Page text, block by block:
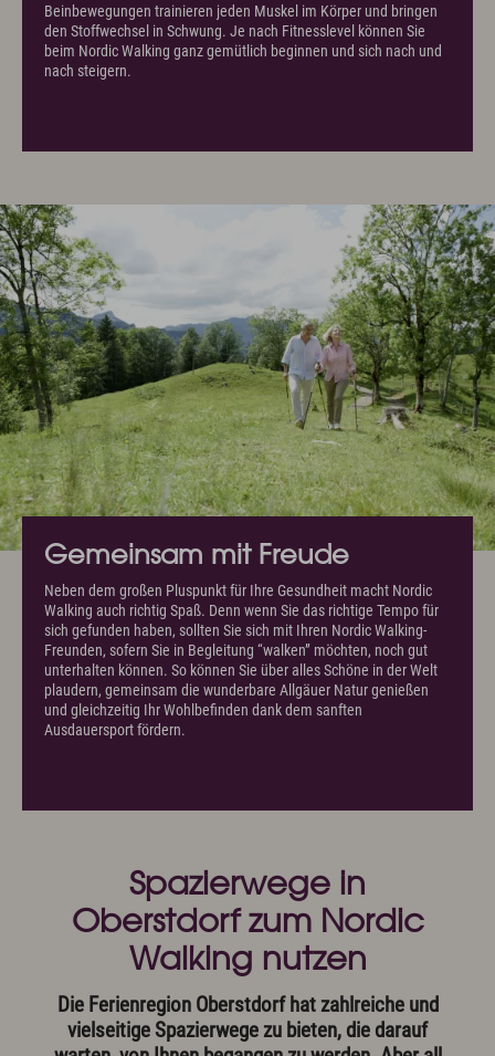
Beinbewegungen trainieren jeden Muskel im Körper und bringen
den Stoffwechsel in Schwung. Je nach Fitnesslevel können Sie
beim Nordic Walking ganz gemütlich beginnen und sich nach und
nach steigern.
Gemeinsam mit Freude
Neben dem großen Pluspunkt für Ihre Gesundheit macht Nordic
Walking auch richtig Spaß. Denn wenn Sie das richtige Tempo für
sich gefunden haben, sollten Sie sich mit Ihren Nordic Walking-
Freunden, sofern Sie in Begleitung “walken” möchten, noch gut
unterhalten können. So können Sie über alles Schöne in der Welt
plaudern, gemeinsam die wunderbare Allgäuer Natur genießen
und gleichzeitig Ihr Wohlbefinden dank dem sanften
Ausdauersport fördern.
Spazierwege in
Oberstdorf zum Nordic
Walking nutzen
Die Ferienregion Oberstdorf hat zahlreiche und
vielseitige Spazierwege zu bieten, die darauf